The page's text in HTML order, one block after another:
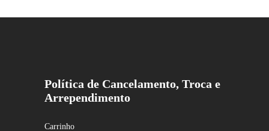
Política de Cancelamento, Troca e
Arrependimento
Carrinho